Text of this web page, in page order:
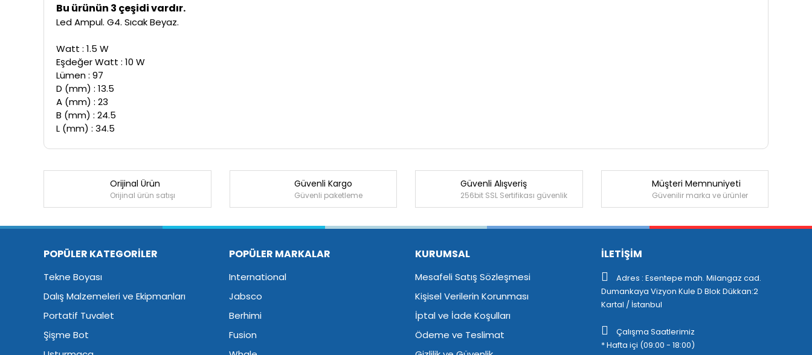
Bu ürünün 3 çeşidi vardır.
Led Ampul. G4. Sıcak Beyaz.
Watt : 1.5 W
Eşdeğer Watt : 10 W
Lümen : 97
D (mm) : 13.5
A (mm) : 23
B (mm) : 24.5
L (mm) : 34.5
Bu ürüne ilk yorumu siz yapın!
Orijinal Ürün
Orijinal ürün satışı
Güvenli Kargo
Güvenli paketleme
Güvenli Alışveriş
256bit SSL Sertifikası güvenlik
Müşteri Memnuniyeti
Güvenilir marka ve ürünler
POPÜLER KATEGORİLER
Tekne Boyası
Dalış Malzemeleri ve Ekipmanları
Portatif Tuvalet
Şişme Bot
POPÜLER MARKALAR
International
Jabsco
Berhimi
Fusion
KURUMSAL
Mesafeli Satış Sözleşmesi
Kişisel Verilerin Korunması
İptal ve İade Koşulları
Ödeme ve Teslimat
İLETİŞİM
Adres : Esentepe mah. Milangaz cad.
Dumankaya Vizyon Kule D Blok Dükkan:2
Kartal / İstanbul
Çalışma Saatlerimiz
* Hafta içi (09:00 - 18:00)